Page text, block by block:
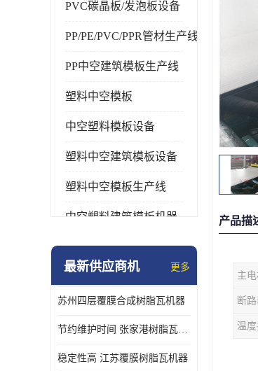
PVC碳晶板/发泡板设备
PP/PE/PVC/PPR管材生产线
PP中空建筑模板生产线
塑料中空模板
中空塑料模板设备
塑料中空建筑模板设备
塑料中空模板生产线
中空塑料建筑模板机器
最新供应商机 更多
苏州四层覆膜合成树脂瓦机器
节约维护时间 张家港树脂瓦小青瓦成型机
稳定性高 江苏覆膜树脂瓦机器
产品描
主
断
温度